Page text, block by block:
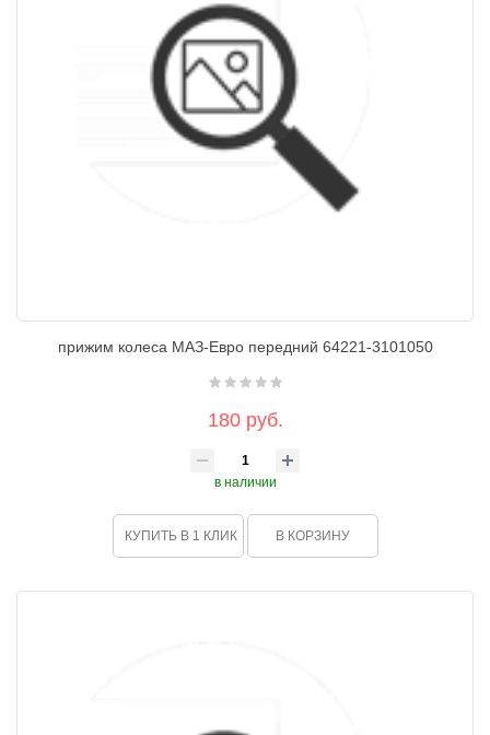
прижим колеса МАЗ-Евро передний 64221-3101050
180 руб.
в наличии
КУПИТЬ В 1 КЛИК В КОРЗИНУ